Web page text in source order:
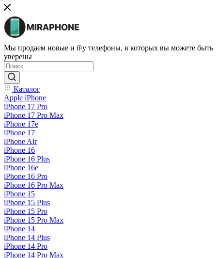
Мы продаем новые и б\у телефоны, в которых вы можете быть
уверены
Каталог
Apple iPhone
iPhone 17 Pro
iPhone 17 Pro Max
iPhone 17e
iPhone 17
iPhone Air
iPhone 16
iPhone 16 Plus
iPhone 16e
iPhone 16 Pro
iPhone 16 Pro Max
iPhone 15
iPhone 15 Plus
iPhone 15 Pro
iPhone 15 Pro Max
iPhone 14
iPhone 14 Plus
iPhone 14 Pro
iPhone 14 Pro Max